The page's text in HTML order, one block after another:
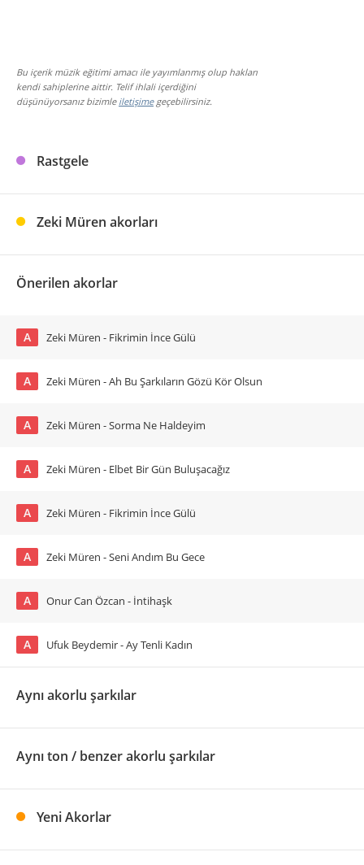
Bu içerik müzik eğitimi amacı ile yayımlanmış olup hakları
kendi sahiplerine aittir. Telif ihlali içerdiğini
düşünüyorsanız bizimle iletişimegeçebilirsiniz.
Rastgele
Zeki Müren akorları
Önerilen akorlar
A Zeki Müren - Fikrimin İnce Gülü
A Zeki Müren - Ah Bu Şarkıların Gözü Kör Olsun
A Zeki Müren - Sorma Ne Haldeyim
A Zeki Müren - Elbet Bir Gün Buluşacağız
A Zeki Müren - Fikrimin İnce Gülü
A Zeki Müren - Seni Andım Bu Gece
A Onur Can Özcan - İntihaşk
A Ufuk Beydemir - Ay Tenli Kadın
Aynı akorlu şarkılar
Aynı ton / benzer akorlu şarkılar
Yeni Akorlar